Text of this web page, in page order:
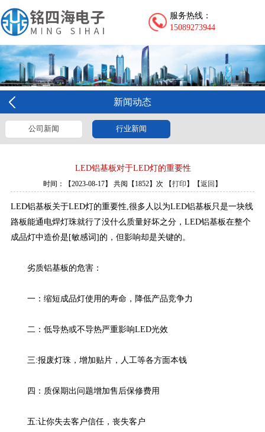
服务热线：
15089273944
新闻动态
公司新闻 行业新闻
LED铝基板对于LED灯的重要性
时间：【2023-08-17】 共阅【1852】次 【打印】【返回】
LED铝基板关于LED灯的重要性,很多人以为LED铝基板只是一块线
路板能通电焊灯珠就行了没什么质量好坏之分，LED铝基板在整个
成品灯中造价是[敏感词]的，但影响却是关键的。
劣质铝基板的危害：
一：缩短成品灯使用的寿命，降低产品竞争力
二：低导热或不导热严重影响LED光效
三:报废灯珠，增加贴片，人工等各方面本钱
四：质保期出问题增加售后保修费用
五:让你失去客户信任，丧失客户